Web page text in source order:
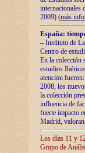
internacionales
2009) (más
España:
– Instituto de
Centro de
En la colección
estudios
atención
2008, los
la colección
influencia de
fuerte impacto
Madrid,
Los días 11 y
Grupo de